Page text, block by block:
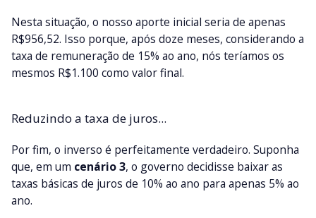
Nesta situação, o nosso aporte inicial seria de apenas
R$956,52. Isso porque, após doze meses, considerando a
taxa de remuneração de 15% ao ano, nós teríamos os
mesmos R$1.100 como valor final.
Reduzindo a taxa de juros...
Por fim, o inverso é perfeitamente verdadeiro. Suponha
que, em um cenário 3, o governo decidisse baixar as
taxas básicas de juros de 10% ao ano para apenas 5% ao
ano.